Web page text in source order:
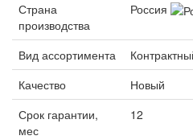
Страна
производства
Россия
Вид ассортимента
Качество
Новый
Срок гарантии,
мес
12